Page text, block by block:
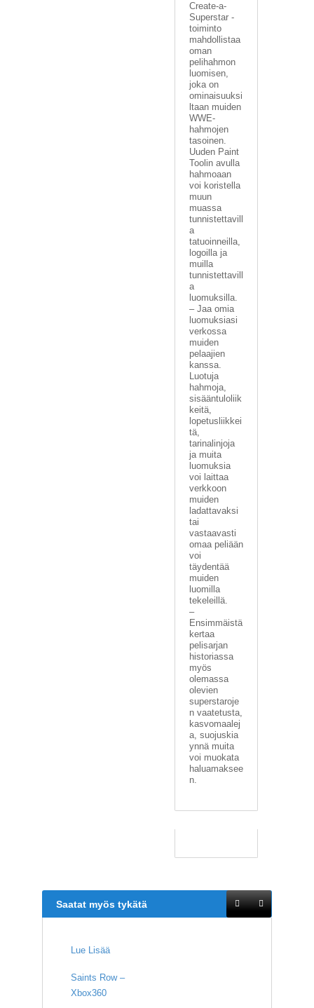
Create-a-
Superstar -
toiminto
mahdollistaa
oman
pelihahmon
luomisen,
joka on
ominaisuuksi
ltaan muiden
WWE-
hahmojen
tasoinen.
Uuden Paint
Toolin avulla
hahmoaan
voi koristella
muun
muassa
tunnistettavill
a
tatuoinneilla,
logoilla ja
muilla
tunnistettavill
a
luomuksilla.
– Jaa omia
luomuksiasi
verkossa
muiden
pelaajien
kanssa.
Luotuja
hahmoja,
sisääntuloliik
keitä,
lopetusliikkei
tä,
tarinalinjoja
ja muita
luomuksia
voi laittaa
verkkoon
muiden
ladattavaksi
tai
vastaavasti
omaa peliään
voi
täydentää
muiden
luomilla
tekeleillä.
–
Ensimmäistä
kertaa
pelisarjan
historiassa
myös
olemassa
olevien
superstaroje
n vaatetusta,
kasvomaalej
a, suojuskia
ynnä muita
voi muokata
haluamaksee
n.
Saatat myös tykätä
Lue Lisää
Saints Row –
Xbox360